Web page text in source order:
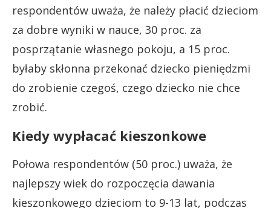
respondentów uważa, że ​​należy płacić dzieciom
za dobre wyniki w nauce, 30 proc. za
posprzątanie własnego pokoju, a 15 proc.
byłaby skłonna przekonać dziecko pieniędzmi
do zrobienie czegoś, czego dziecko nie chce
zrobić.
Kiedy wypłacać kieszonkowe
Połowa respondentów (50 proc.) uważa, że ​​
najlepszy wiek do rozpoczęcia dawania
kieszonkowego dzieciom to 9-13 lat, podczas